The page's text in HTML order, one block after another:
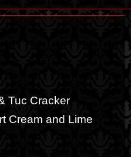
Tuc Cracker
Cream and Lime